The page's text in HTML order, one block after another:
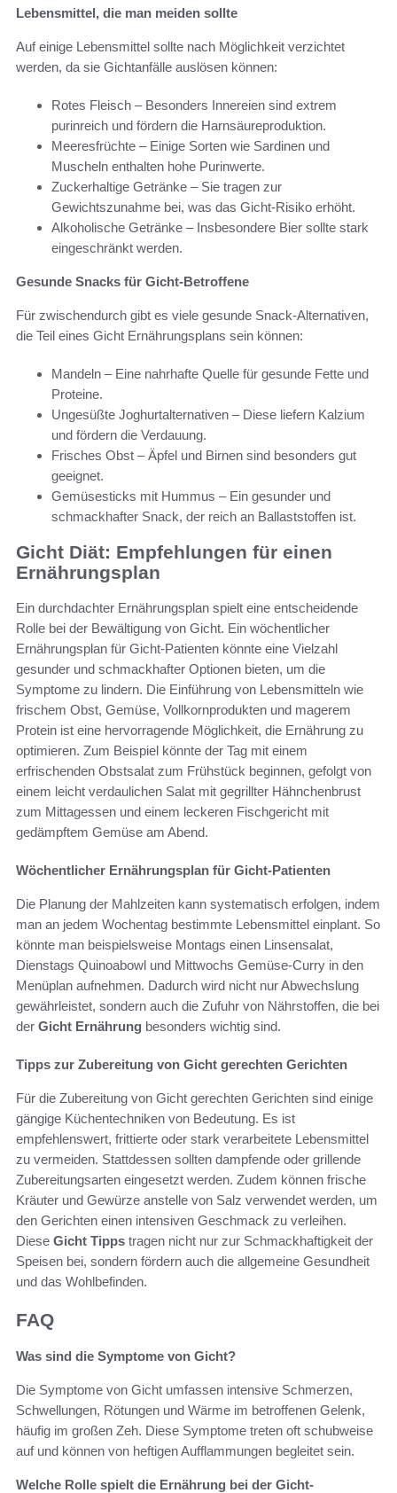
Lebensmittel, die man meiden sollte
Auf einige Lebensmittel sollte nach Möglichkeit verzichtet
werden, da sie Gichtanfälle auslösen können:
Rotes Fleisch – Besonders Innereien sind extrem
purinreich und fördern die Harnsäureproduktion.
Meeresfrüchte – Einige Sorten wie Sardinen und
Muscheln enthalten hohe Purinwerte.
Zuckerhaltige Getränke – Sie tragen zur
Gewichtszunahme bei, was das Gicht-Risiko erhöht.
Alkoholische Getränke – Insbesondere Bier sollte stark
eingeschränkt werden.
Gesunde Snacks für Gicht-Betroffene
Für zwischendurch gibt es viele gesunde Snack-Alternativen,
die Teil eines Gicht Ernährungsplans sein können:
Mandeln – Eine nahrhafte Quelle für gesunde Fette und
Proteine.
Ungesüßte Joghurtalternativen – Diese liefern Kalzium
und fördern die Verdauung.
Frisches Obst – Äpfel und Birnen sind besonders gut
geeignet.
Gemüsesticks mit Hummus – Ein gesunder und
schmackhafter Snack, der reich an Ballaststoffen ist.
Gicht Diät: Empfehlungen für einen
Ernährungsplan
Ein durchdachter Ernährungsplan spielt eine entscheidende
Rolle bei der Bewältigung von Gicht. Ein wöchentlicher
Ernährungsplan für Gicht-Patienten könnte eine Vielzahl
gesunder und schmackhafter Optionen bieten, um die
Symptome zu lindern. Die Einführung von Lebensmitteln wie
frischem Obst, Gemüse, Vollkornprodukten und magerem
Protein ist eine hervorragende Möglichkeit, die Ernährung zu
optimieren. Zum Beispiel könnte der Tag mit einem
erfrischenden Obstsalat zum Frühstück beginnen, gefolgt von
einem leicht verdaulichen Salat mit gegrillter Hähnchenbrust
zum Mittagessen und einem leckeren Fischgericht mit
gedämpftem Gemüse am Abend.
Wöchentlicher Ernährungsplan für Gicht-Patienten
Die Planung der Mahlzeiten kann systematisch erfolgen, indem
man an jedem Wochentag bestimmte Lebensmittel einplant. So
könnte man beispielsweise Montags einen Linsensalat,
Dienstags Quinoabowl und Mittwochs Gemüse-Curry in den
Menüplan aufnehmen. Dadurch wird nicht nur Abwechslung
gewährleistet, sondern auch die Zufuhr von Nährstoffen, die bei
der Gicht Ernährung besonders wichtig sind.
Tipps zur Zubereitung von Gicht gerechten Gerichten
Für die Zubereitung von Gicht gerechten Gerichten sind einige
gängige Küchentechniken von Bedeutung. Es ist
empfehlenswert, frittierte oder stark verarbeitete Lebensmittel
zu vermeiden. Stattdessen sollten dampfende oder grillende
Zubereitungsarten eingesetzt werden. Zudem können frische
Kräuter und Gewürze anstelle von Salz verwendet werden, um
den Gerichten einen intensiven Geschmack zu verleihen.
Diese Gicht Tipps tragen nicht nur zur Schmackhaftigkeit der
Speisen bei, sondern fördern auch die allgemeine Gesundheit
und das Wohlbefinden.
FAQ
Was sind die Symptome von Gicht?
Die Symptome von Gicht umfassen intensive Schmerzen,
Schwellungen, Rötungen und Wärme im betroffenen Gelenk,
häufig im großen Zeh. Diese Symptome treten oft schubweise
auf und können von heftigen Aufflammungen begleitet sein.
Welche Rolle spielt die Ernährung bei der Gicht-